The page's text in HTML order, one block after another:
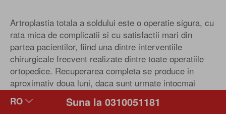
Artroplastia totala a soldului este o operatie sigura, cu
rata mica de complicatii si cu satisfactii mari din
partea pacientilor, fiind una dintre interventiile
chirurgicale frecvent realizate dintre toate operatiile
ortopedice. Recuperarea completa se produce in
aproximativ doua luni, daca sunt urmate intocmai
sedintele de kinetoterapie adecvate.
Suna la 0310051181